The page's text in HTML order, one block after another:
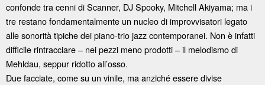
confonde tra cenni di Scanner, DJ Spooky, Mitchell Akiyama; ma i
tre restano fondamentalmente un nucleo di improvvisatori legato
alle sonorità tipiche dei piano-trio jazz contemporanei. Non è infatti
difficile rintracciare – nei pezzi meno prodotti – il melodismo di
Mehldau, seppur ridotto all’osso.
Due facciate, come su un vinile, ma anziché essere divise